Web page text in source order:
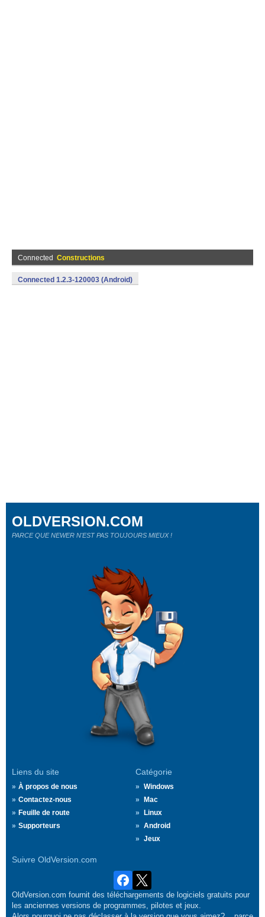
Connected Constructions
Connected 1.2.3-120003 (Android)
Liens du site
À propos de nous
Contactez-nous
Feuille de route
Supporteurs
Catégorie
Windows
Mac
Linux
Android
Jeux
Suivre OldVersion.com
OLDVERSION.COM
PARCE QUE NEWER N'EST PAS TOUJOURS MIEUX !
OldVersion.com fournit des téléchargements de logiciels gratuits pour
les anciennes versions de programmes, pilotes et jeux.